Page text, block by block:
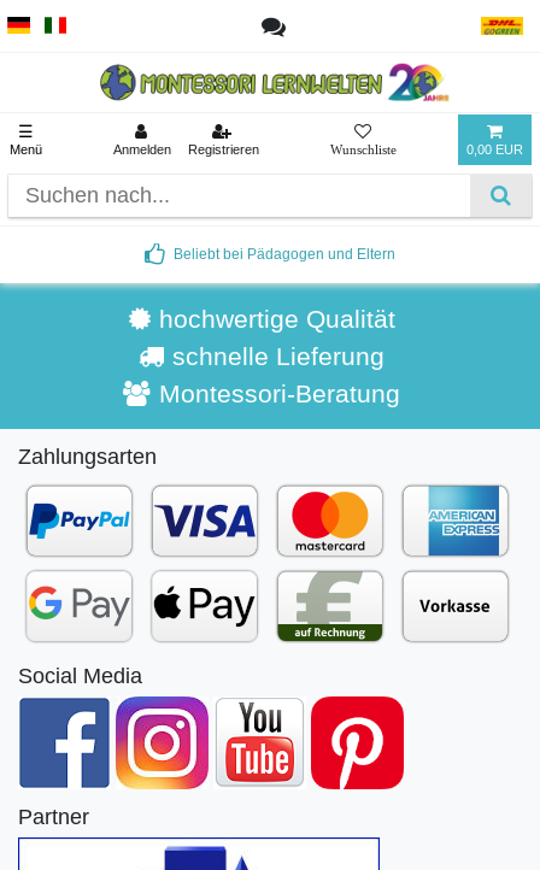
☰
Menü Anmelden Registrieren 0,00 EUR
Beliebt bei Pädagogen und Eltern
hochwertige Qualität
schnelle Lieferung
Montessori-Beratung
Zahlungsarten
Social Media
Partner